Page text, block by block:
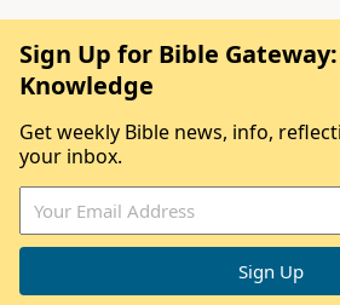
Sign Up for Bible
Knowledge
Get weekly Bible news, info,
your inbox.